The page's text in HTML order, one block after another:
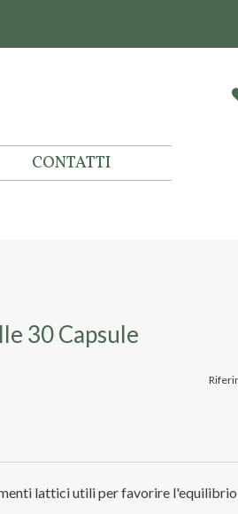
CONTATTI
30 Capsule
lattici utili per favorire